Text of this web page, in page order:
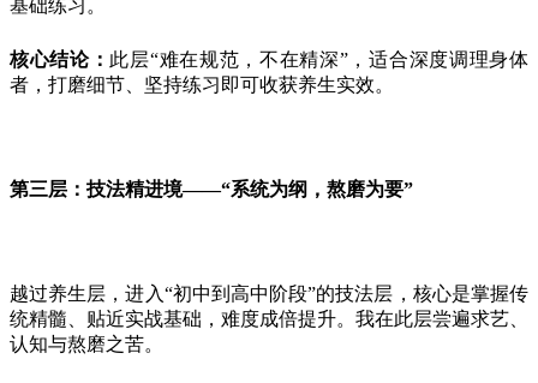
基础练习。
核心结论： 此层“难在规范，不在精深”，适合深度调理身体
者，打磨细节、坚持练习即可收获养生实效。
第三层：技法精进境——“系统为纲，熬磨为要”
越过养生层，进入“初中到高中阶段”的技法层，核心是掌握传
统精髓、贴近实战基础，难度成倍提升。我在此层尝遍求艺、
认知与熬磨之苦。